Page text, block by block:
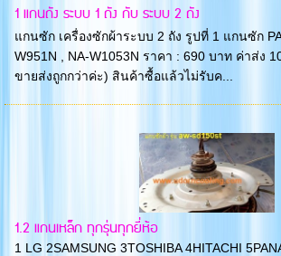
1 แกนถัง ระบบ 1 ถัง กับ ระบบ 2 ถัง
แกนซัก เครื่องซักผ้าระบบ 2 ถัง รูปที่ 1 แกนซัก
W951N , NA-W1053N ราคา : 690 บาท ค่าส่ง
ขายส่งถูกกว่าค่ะ) สินค้าซื้อแล้วไม่รับค...
1.2 แกนเหล็ก ทุกรุ่นทุกยี่ห้อ
1 LG 2SAMSUNG 3TOSHIBA 4HITACHI